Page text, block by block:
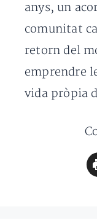
anys, un
comunitat
retorn del
emprendre
vida pròpia